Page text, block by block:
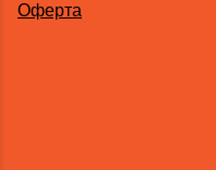
Оферта